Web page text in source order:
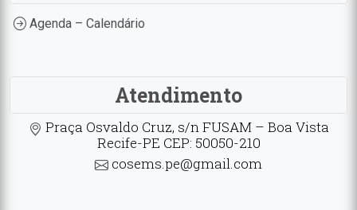
Agenda – Calendário
Atendimento
Praça Osvaldo Cruz, s/n FUSAM – Boa Vista
Recife-PE CEP: 50050-210
cosems.pe@gmail.com